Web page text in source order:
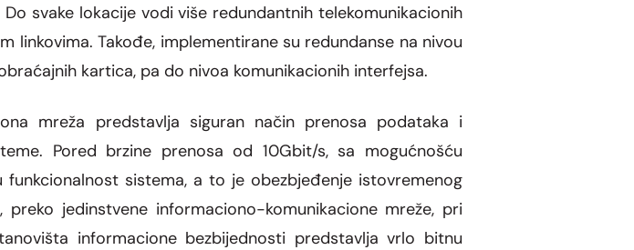
svake lokacije vodi više redundantnih telekomunikacionih
linkovima. Takođe, implementirane su redundanse na nivou
kartica, pa do nivoa komunikacionih interfejsa.
mreža predstavlja siguran način prenosa podataka i
Pored brzine prenosa od 10Gbit/s, sa mogućnošću
sistema, a to je obezbjeđenje istovremenog
jedinstvene informaciono-komunikacione mreže, pri
informacione bezbijednosti predstavlja vrlo bitnu